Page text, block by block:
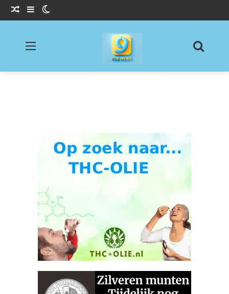
Willekeurig Artikel
Sidebar